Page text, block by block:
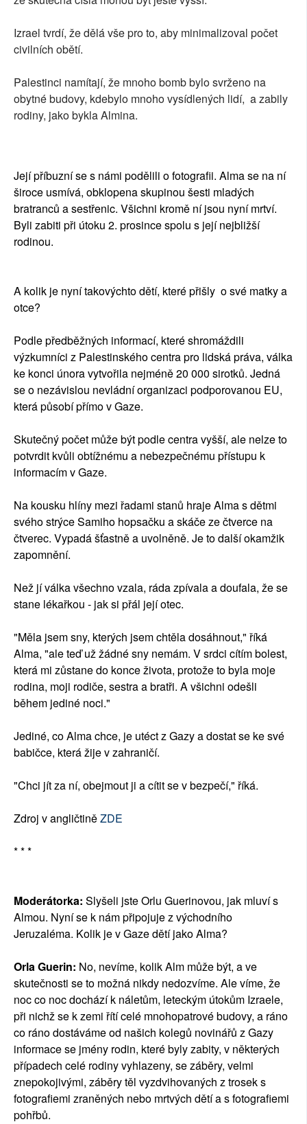
Izrael tvrdí, že dělá vše pro to, aby minimalizoval počet
civilních obětí.
Palestinci namítají, že mnoho bomb bylo svrženo na
obytné budovy, kdebylo mnoho vysídlených lidí, a zabily
rodiny, jako bykla Almina.
Její příbuzní se s námi podělili o fotografii. Alma se na ní
široce usmívá, obklopena skupinou šesti mladých
bratranců a sestřenic. Všichni kromě ní jsou nyní mrtví.
Byli zabiti při útoku 2. prosince spolu s její nejbližší
rodinou.
A kolik je nyní takovýchto dětí, které přišly o své matky a
otce?
Podle předběžných informací, které shromáždili
výzkumníci z Palestinského centra pro lidská práva, válka
ke konci února vytvořila nejméně 20 000 sirotků. Jedná
se o nezávislou nevládní organizaci podporovanou EU,
která působí přímo v Gaze.
Skutečný počet může být podle centra vyšší, ale nelze to
potvrdit kvůli obtížnému a nebezpečnému přístupu k
informacím v Gaze.
Na kousku hlíny mezi řadami stanů hraje Alma s dětmi
svého strýce Samiho hopsačku a skáče ze čtverce na
čtverec. Vypadá šťastně a uvolněně. Je to další okamžik
zapomnění.
Než jí válka všechno vzala, ráda zpívala a doufala, že se
stane lékařkou - jak si přál její otec.
"Měla jsem sny, kterých jsem chtěla dosáhnout," říká
Alma, "ale teď už žádné sny nemám. V srdci cítím bolest,
která mi zůstane do konce života, protože to byla moje
rodina, moji rodiče, sestra a bratři. A všichni odešli
během jediné noci."
Jediné, co Alma chce, je utéct z Gazy a dostat se ke své
babičce, která žije v zahraničí.
"Chci jít za ní, obejmout ji a cítit se v bezpečí," říká.
Zdroj v angličtiněZDE
* * *
Moderátorka: Slyšeli jste Orlu Guerinovou, jak mluví s
Almou. Nyní se k nám připojuje z východního
Jeruzaléma. Kolik je v Gaze dětí jako Alma?
Orla Guerin: No, nevíme, kolik Alm může být, a ve
skutečnosti se to možná nikdy nedozvíme. Ale víme, že
noc co noc dochází k náletům, leteckým útokům Izraele,
při nichž se k zemi řítí celé mnohopatrové budovy, a ráno
co ráno dostáváme od našich kolegů novinářů z Gazy
informace se jmény rodin, které byly zabity, v některých
případech celé rodiny vyhlazeny, se záběry, velmi
znepokojivými, záběry těl vyzdvihovaných z trosek s
fotografiemi zraněných nebo mrtvých dětí a s fotografiemi
pohřbů.